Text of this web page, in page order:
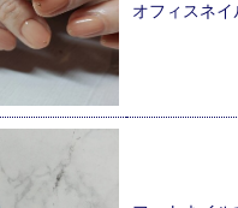
オフィスネイ